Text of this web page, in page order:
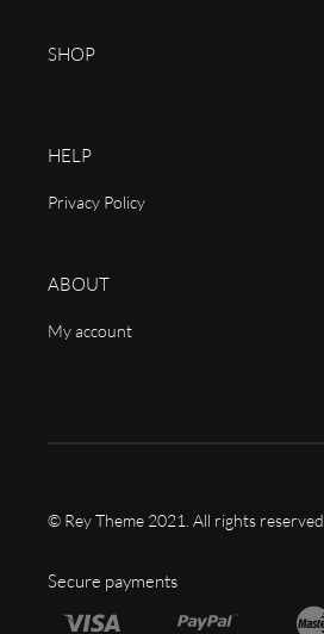
SHOP
HELP
Privacy Policy
ABOUT
My account
© Rey Theme 2021. All rights reserved.
Secure payments